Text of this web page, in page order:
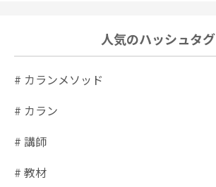
人気のハッシュタグ
# カランメソッド
# カラン
# 講師
# 教材